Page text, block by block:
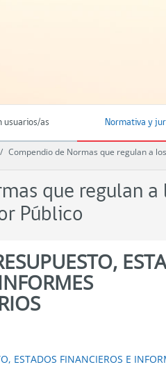
usuarios/as Normativa y
Compendio de Normas que regulan a
que regulan a
Público
ESTADOS FINANCIEROS E